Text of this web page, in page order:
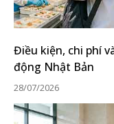
Điều kiện, chi phí
động Nhật Bản
28/07/2026